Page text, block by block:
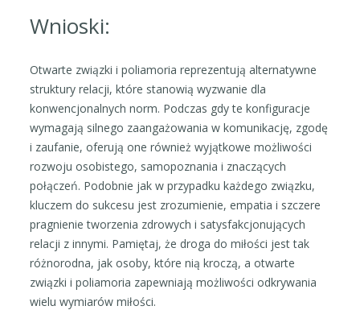
Wnioski:
Otwarte związki i poliamoria reprezentują alternatywne
struktury relacji, które stanowią wyzwanie dla
konwencjonalnych norm. Podczas gdy te konfiguracje
wymagają silnego zaangażowania w komunikację, zgodę
i zaufanie, oferują one również wyjątkowe możliwości
rozwoju osobistego, samopoznania i znaczących
połączeń. Podobnie jak w przypadku każdego związku,
kluczem do sukcesu jest zrozumienie, empatia i szczere
pragnienie tworzenia zdrowych i satysfakcjonujących
relacji z innymi. Pamiętaj, że droga do miłości jest tak
różnorodna, jak osoby, które nią kroczą, a otwarte
związki i poliamoria zapewniają możliwości odkrywania
wielu wymiarów miłości.